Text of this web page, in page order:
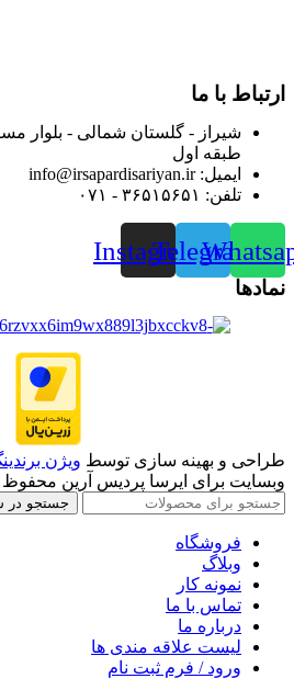
ارتباط با ما
شیراز - گلستان شمالی - بلوار
طبقه اول
ایمیل: info@irsapardisariyan.ir
تلفن: ۳۶۵۱۵۶۵۱ - ۰۷۱
Telegram
Instagram
نمادها
طراحی و بهینه سازی توسط ویژن
وبسایت برای ایرسا پردیس آرین
جستجو در
فروشگاه
وبلاگ
نمونه کار
تماس با ما
درباره ما
لیست علاقه مندی ها
ورود / فرم ثبت نام